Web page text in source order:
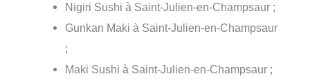
Nigiri Sushi à Saint-Julien-en-Champsaur ;
Gunkan Maki à Saint-Julien-en-Champsaur
;
Maki Sushi à Saint-Julien-en-Champsaur ;